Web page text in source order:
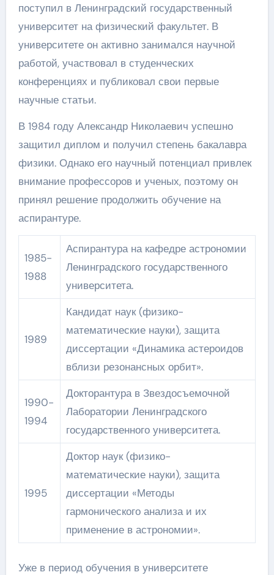
поступил в Ленинградский государственный
университет на физический факультет. В
университете он активно занимался научной
работой, участвовал в студенческих
конференциях и публиковал свои первые
научные статьи.
В 1984 году Александр Николаевич успешно
защитил диплом и получил степень бакалавра
физики. Однако его научный потенциал привлек
внимание профессоров и ученых, поэтому он
принял решение продолжить обучение на
аспирантуре.
1985-
1988
Аспирантура на кафедре астрономии
Ленинградского государственного
университета.
1989
Кандидат наук (физико-
математические науки), защита
диссертации «Динамика астероидов
вблизи резонансных орбит».
1990-
1994
Докторантура в Звездосъемочной
Лаборатории Ленинградского
государственного университета.
1995
Доктор наук (физико-
математические науки), защита
диссертации «Методы
гармонического анализа и их
применение в астрономии».
Уже в период обучения в университете